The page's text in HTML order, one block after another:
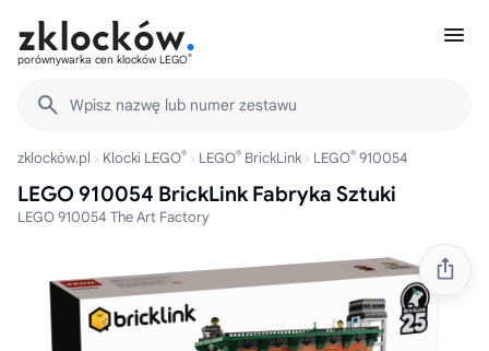
porównywarka cen klocków LEGO®
Wpisz nazwę lub numer zestawu
zklocków.pl Klocki LEGO® LEGO® BrickLink LEGO® 910054
LEGO 910054 BrickLink Fabryka Sztuki
LEGO 910054 The Art Factory